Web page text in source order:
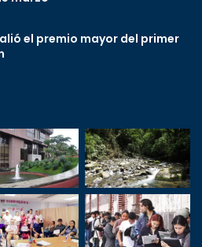
el premio mayor del primer